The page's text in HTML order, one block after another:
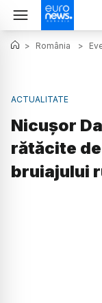
> România >
ACTUALITATE
Nicușor
rătăcite
bruiajului